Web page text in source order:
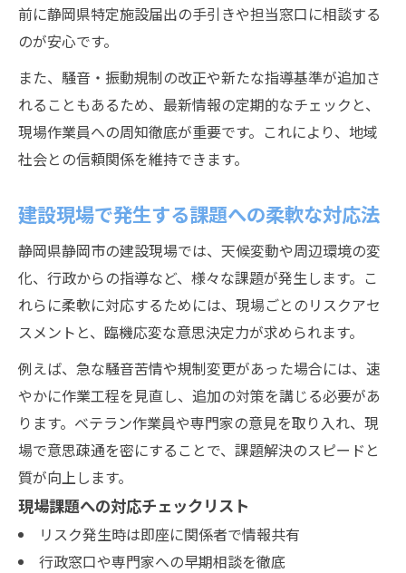
前に静岡県特定施設届出の手引きや担当窓口に相談する
のが安心です。
また、騒音・振動規制の改正や新たな指導基準が追加さ
れることもあるため、最新情報の定期的なチェックと、
現場作業員への周知徹底が重要です。これにより、地域
社会との信頼関係を維持できます。
建設現場で発生する課題への柔軟な対応法
静岡県静岡市の建設現場では、天候変動や周辺環境の変
化、行政からの指導など、様々な課題が発生します。こ
れらに柔軟に対応するためには、現場ごとのリスクアセ
スメントと、臨機応変な意思決定力が求められます。
例えば、急な騒音苦情や規制変更があった場合には、速
やかに作業工程を見直し、追加の対策を講じる必要があ
ります。ベテラン作業員や専門家の意見を取り入れ、現
場で意思疎通を密にすることで、課題解決のスピードと
質が向上します。
現場課題への対応チェックリスト
リスク発生時は即座に関係者で情報共有
行政窓口や専門家への早期相談を徹底